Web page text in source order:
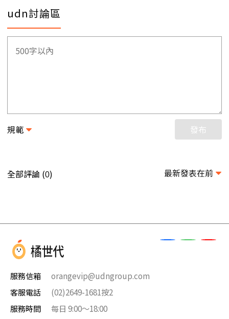
udn討論區
規範 發布
全部評論 (0) 最新發表在前
服務信箱
orangevip@udngroup.com
客服電話
(02)2649-1681按2
服務時間
每日 9:00～18:00